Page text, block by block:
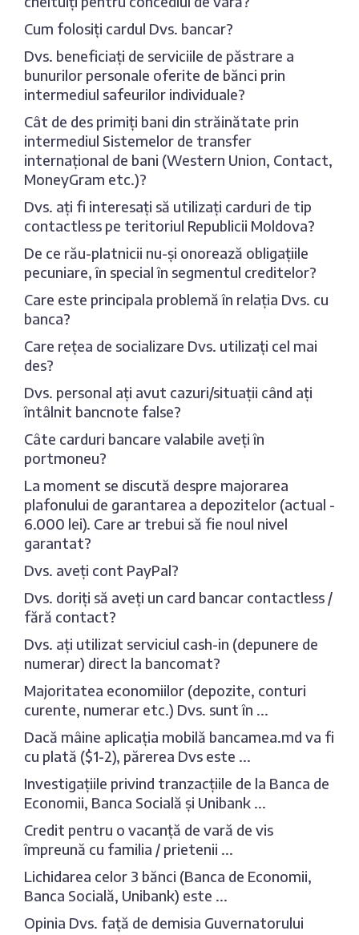
Cum folosiți cardul Dvs. bancar?
Dvs. beneficiați de serviciile de păstrare a
bunurilor personale oferite de bănci prin
intermediul safeurilor individuale?
Cât de des primiți bani din străinătate prin
intermediul Sistemelor de transfer
internațional de bani (Western Union, Contact,
MoneyGram etc.)?
Dvs. ați fi interesați să utilizați carduri de tip
contactless pe teritoriul Republicii Moldova?
De ce rău-platnicii nu-și onorează obligațiile
pecuniare, în special în segmentul creditelor?
Care este principala problemă în relația Dvs. cu
banca?
Care rețea de socializare Dvs. utilizați cel mai
des?
Dvs. personal ați avut cazuri/situații când ați
întâlnit bancnote false?
Câte carduri bancare valabile aveți în
portmoneu?
La moment se discută despre majorarea
plafonului de garantarea a depozitelor (actual -
6.000 lei). Care ar trebui să fie noul nivel
garantat?
Dvs. aveți cont PayPal?
Dvs. doriți să aveți un card bancar contactless /
fără contact?
Dvs. ați utilizat serviciul cash-in (depunere de
numerar) direct la bancomat?
Majoritatea economiilor (depozite, conturi
curente, numerar etc.) Dvs. sunt în ...
Dacă mâine aplicația mobilă bancamea.md va fi
cu plată ($1-2), părerea Dvs este ...
Investigațiile privind tranzacțiile de la Banca de
Economii, Banca Socială și Unibank ...
Credit pentru o vacanță de vară de vis
împreună cu familia / prietenii ...
Lichidarea celor 3 bănci (Banca de Economii,
Banca Socială, Unibank) este ...
Opinia Dvs. față de demisia Guvernatorului